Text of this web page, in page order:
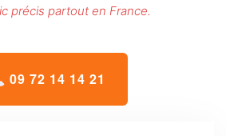
précis partout en France.
09 72 14 14 21